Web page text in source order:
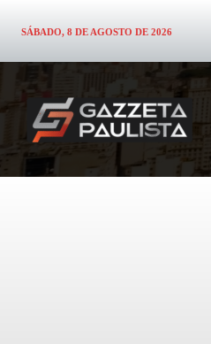
SÁBADO, 8 DE AGOSTO DE 2026